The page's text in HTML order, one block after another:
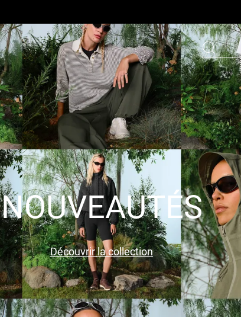
NOUVEAUTÉS
Découvrir la collection